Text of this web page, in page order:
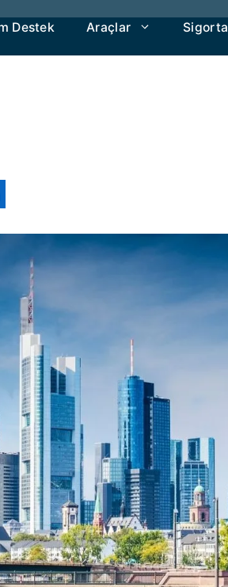
Destek Araçlar Sigorta